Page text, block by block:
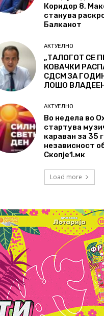
Коридор 8,
станува
Балканот
АКТУЕЛНО
„ТАЛОГОТ СЕ
КОВАЧКИ
СДСМ ЗА
ЛОШО
АКТУЕЛНО
Во недела во
стартува
караван за 35
независност
Скопје1.мк
Load more